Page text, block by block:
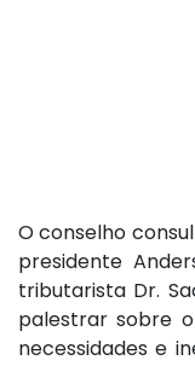
O conselho
presidente
tributarista Dr.
palestrar sobre
necessidades e